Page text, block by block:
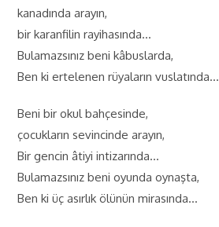
kanadında arayın,
bir karanfilin rayihasında…
Bulamazsınız beni kâbuslarda,
Ben ki ertelenen rüyaların vuslatında…
Beni bir okul bahçesinde,
çocukların sevincinde arayın,
Bir gencin âtiyi intizarında…
Bulamazsınız beni oyunda oynaşta,
Ben ki üç asırlık ölünün mirasında…